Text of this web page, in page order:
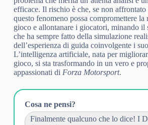
efficace. Il rischio è che, se non affrontato
questo fenomeno possa compromettere la
gioco e allontanare i giocatori, minando il
che ha sempre fatto della simulazione
dell’esperienza di guida coinvolgente i
L’intelligenza artificiale, nata per
gioco, si sta trasformando in un vero e
appassionati di Forza Motorsport.
Cosa ne pensi?
Finalmente qualcuno che lo dice! I